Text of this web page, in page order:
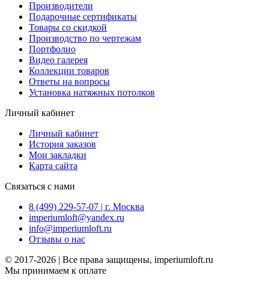
Производители
Подарочные сертификаты
Товары со скидкой
Производство по чертежам
Портфолио
Видео галерея
Коллекции товаров
Ответы на вопросы
Установка натяжных потолков
Личный кабинет
Личный кабинет
История заказов
Мои закладки
Карта сайта
Связаться с нами
8 (499) 229-57-07 | г. Москва
imperiumloft@yandex.ru
info@imperiumloft.ru
Отзывы о нас
© 2017-2026 | Все права защищены, imperiumloft.ru
Мы принимаем к оплате